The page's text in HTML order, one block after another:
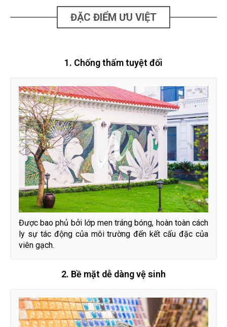
ĐẶC ĐIỂM ƯU VIỆT
1. Chống thấm tuyệt đối
Được bao phủ bởi lớp men tráng bóng, hoàn toàn cách
ly sự tác động của môi trường đến kết cấu đặc của
viên gạch.
2. Bề mặt dễ dàng vệ sinh